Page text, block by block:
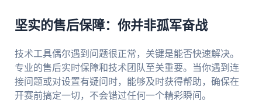
坚实的售后保障：你并非孤军奋战
技术工具偶尔遇到问题很正常，关键是能否快速解决。
专业的售后实时保障和技术团队至关重要。当你遇到连
接问题或对设置有疑问时，能够及时获得帮助，确保在
开赛前搞定一切，不会错过任何一个精彩瞬间。